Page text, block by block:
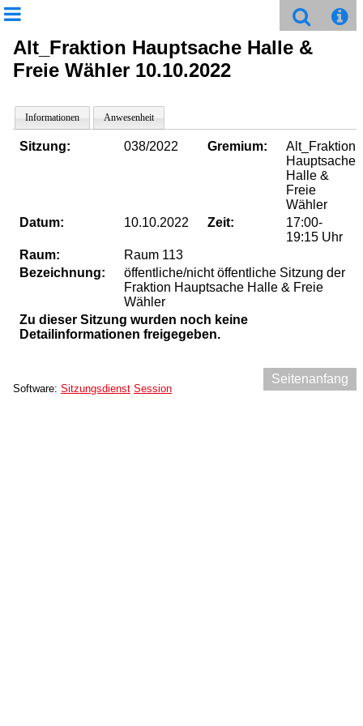
Alt_Fraktion Hauptsache Halle &
Freie Wähler 10.10.2022
Informationen Anwesenheit
Sitzung: 038/2022 Gremium:
Alt_Fraktion
Hauptsache
Halle &
Freie
Wähler
Datum:
10.10.2022 Zeit:
17:00-
19:15 Uhr
Raum:
Raum 113
Bezeichnung:
öffentliche/nicht öffentliche Sitzung der
Fraktion Hauptsache Halle & Freie
Wähler
Zu dieser Sitzung wurden noch keine
Detailinformationen freigegeben.
Seitenanfang
Software: Sitzungsdienst Session